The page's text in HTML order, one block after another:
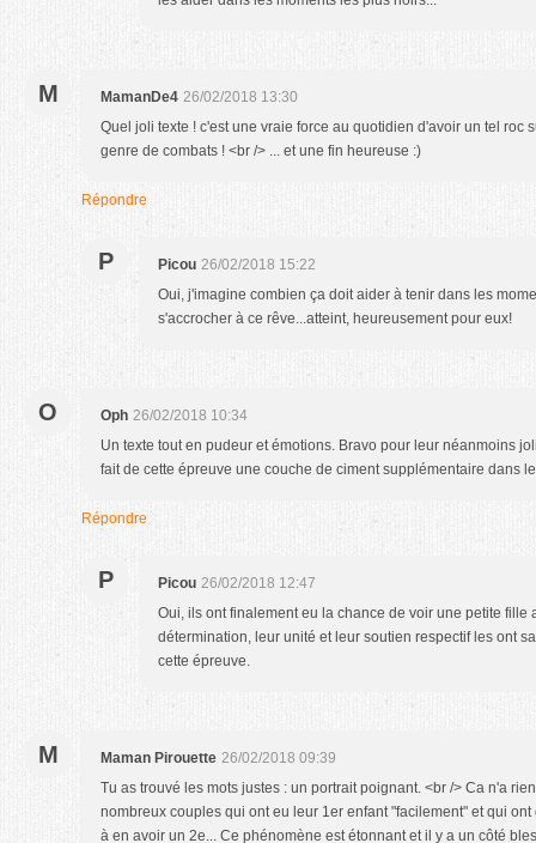
M MamanDe4 26/02/2018 13:30
Quel joli texte ! c'est une vraie force au quotidien d'avoir un tel roc
genre de combats ! <br /> ... et une fin heureuse :)
Répondre
P Picou 26/02/2018 15:22
Oui, j'imagine combien ça doit aider à tenir dans les
s'accrocher à ce rêve...atteint, heureusement pour eux!
O Oph 26/02/2018 10:34
Un texte tout en pudeur et émotions. Bravo pour leur néanmoins
fait de cette épreuve une couche de ciment supplémentaire dans
Répondre
P Picou 26/02/2018 12:47
Oui, ils ont finalement eu la chance de voir une petite fille
détermination, leur unité et leur soutien respectif les ont
cette épreuve.
M Maman Pirouette 26/02/2018 09:39
Tu as trouvé les mots justes : un portrait poignant. <br /> Ca n'a
nombreux couples qui ont eu leur 1er enfant "facilement" et qui
à en avoir un 2e... Ce phénomène est étonnant et il y a un côté